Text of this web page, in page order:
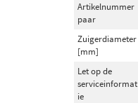
Artikelnummer
paar
Zuigerdiameter
[mm]
Let op de
serviceinformat
ie